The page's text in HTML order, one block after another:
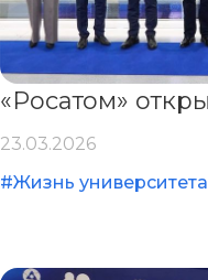
23.03.2026
#Жизнь университета